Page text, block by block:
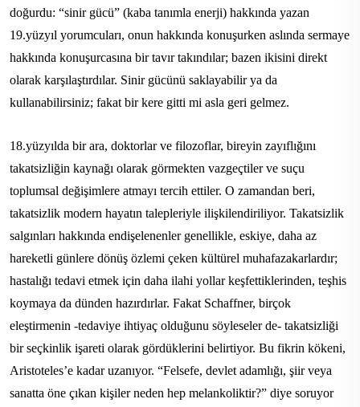
doğurdu: “sinir gücü” (kaba tanımla enerji) hakkında yazan
19.yüzyıl yorumcuları, onun hakkında konuşurken aslında sermaye
hakkında konuşurcasına bir tavır takındılar; bazen ikisini direkt
olarak karşılaştırdılar. Sinir gücünü saklayabilir ya da
kullanabilirsiniz; fakat bir kere gitti mi asla geri gelmez.
18.yüzyılda bir ara, doktorlar ve filozoflar, bireyin zayıflığını
takatsizliğin kaynağı olarak görmekten vazgeçtiler ve suçu
toplumsal değişimlere atmayı tercih ettiler. O zamandan beri,
takatsizlik modern hayatın talepleriyle ilişkilendiriliyor. Takatsizlik
salgınları hakkında endişelenenler genellikle, eskiye, daha az
hareketli günlere dönüş özlemi çeken kültürel muhafazakarlardır;
hastalığı tedavi etmek için daha ilahi yollar keşfettiklerinden, teşhis
koymaya da dünden hazırdırlar. Fakat Schaffner, birçok
eleştirmenin -tedaviye ihtiyaç olduğunu söyleseler de- takatsizliği
bir seçkinlik işareti olarak gördüklerini belirtiyor. Bu fikrin kökeni,
Aristoteles’e kadar uzanıyor. “Felsefe, devlet adamlığı, şiir veya
sanatta öne çıkan kişiler neden hep melankoliktir?” diye soruyor